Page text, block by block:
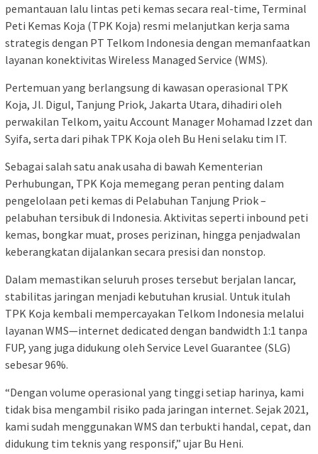
pemantauan lalu lintas peti kemas secara real-time, Terminal
Peti Kemas Koja (TPK Koja) resmi melanjutkan kerja sama
strategis dengan PT Telkom Indonesia dengan memanfaatkan
layanan konektivitas Wireless Managed Service (WMS).
Pertemuan yang berlangsung di kawasan operasional TPK
Koja, Jl. Digul, Tanjung Priok, Jakarta Utara, dihadiri oleh
perwakilan Telkom, yaitu Account Manager Mohamad Izzet dan
Syifa, serta dari pihak TPK Koja oleh Bu Heni selaku tim IT.
Sebagai salah satu anak usaha di bawah Kementerian
Perhubungan, TPK Koja memegang peran penting dalam
pengelolaan peti kemas di Pelabuhan Tanjung Priok –
pelabuhan tersibuk di Indonesia. Aktivitas seperti inbound peti
kemas, bongkar muat, proses perizinan, hingga penjadwalan
keberangkatan dijalankan secara presisi dan nonstop.
Dalam memastikan seluruh proses tersebut berjalan lancar,
stabilitas jaringan menjadi kebutuhan krusial. Untuk itulah
TPK Koja kembali mempercayakan Telkom Indonesia melalui
layanan WMS—internet dedicated dengan bandwidth 1:1 tanpa
FUP, yang juga didukung oleh Service Level Guarantee (SLG)
sebesar 96%.
“Dengan volume operasional yang tinggi setiap harinya, kami
tidak bisa mengambil risiko pada jaringan internet. Sejak 2021,
kami sudah menggunakan WMS dan terbukti handal, cepat, dan
didukung tim teknis yang responsif,” ujar Bu Heni.